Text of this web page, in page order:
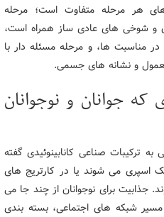
هر مرحله متفاوت است؛ مرحله
و شوخی های عادی ساز همراه است،
مناسبت ها، و مرحله مسئله دار با
و نشانه های جسمی.
جوانان و نوجوانان
به ترکیبات صناعی کانابینوئیدی گفته
اسپری می شوند یا در کارتریج های
برای نوجوانان از چند جا می
شبکه های اجتماعی، بسته بندی